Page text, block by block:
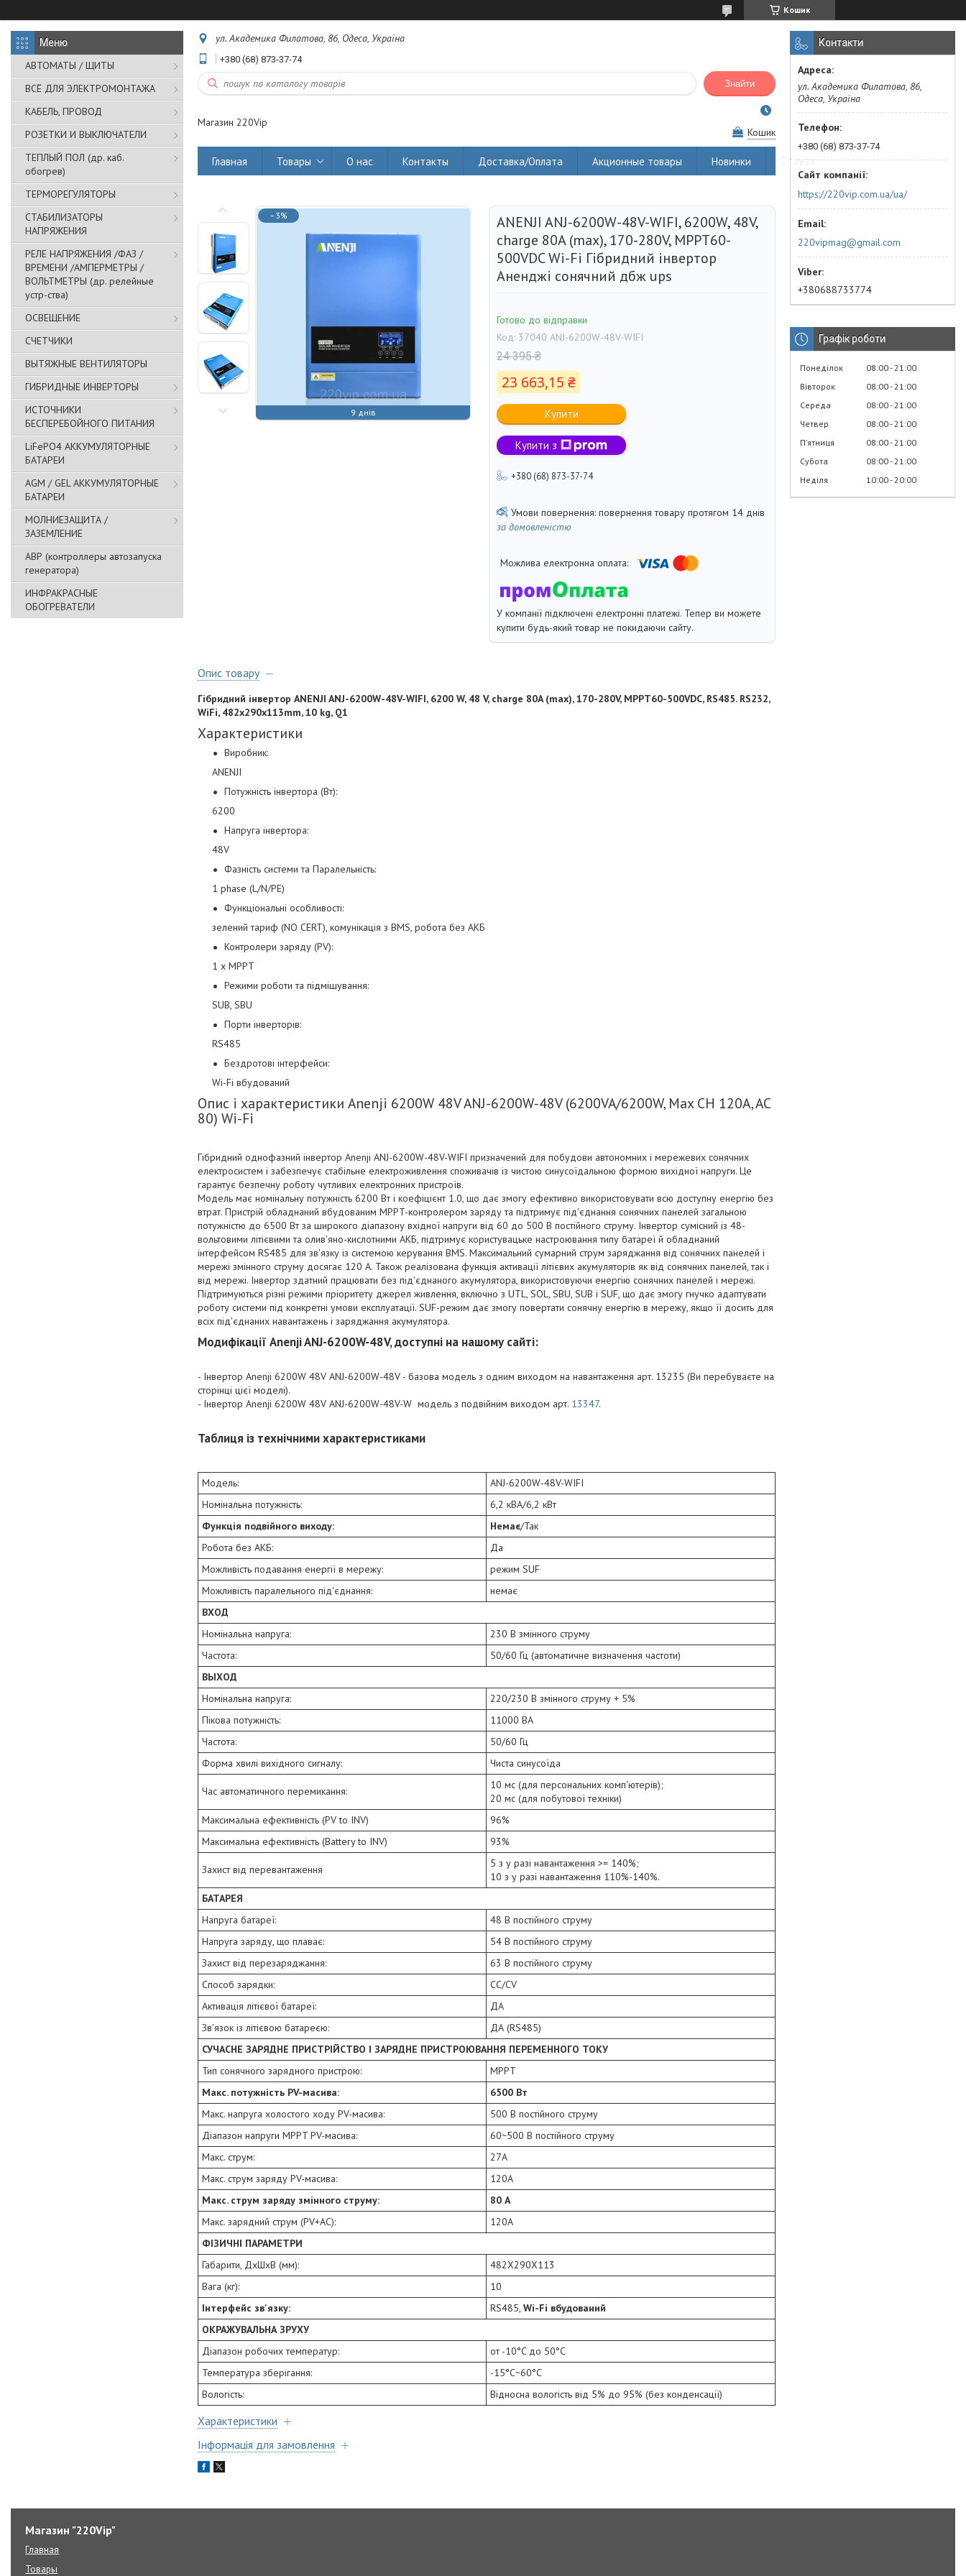
Кошик
АВТОМАТЫ / ЩИТЫ
ВСЁ ДЛЯ ЭЛЕКТРОМОНТАЖА
КАБЕЛЬ, ПРОВОД
РОЗЕТКИ И ВЫКЛЮЧАТЕЛИ
ТЕПЛЫЙ ПОЛ (др. каб.
обогрев)
ТЕРМОРЕГУЛЯТОРЫ
СТАБИЛИЗАТОРЫ
НАПРЯЖЕНИЯ
РЕЛЕ НАПРЯЖЕНИЯ /ФАЗ /
ВРЕМЕНИ /АМПЕРМЕТРЫ /
ВОЛЬТМЕТРЫ (др. релейные
устр-ства)
ОСВЕЩЕНИЕ
СЧЕТЧИКИ
ВЫТЯЖНЫЕ ВЕНТИЛЯТОРЫ
ГИБРИДНЫЕ ИНВЕРТОРЫ
ИСТОЧНИКИ
БЕСПЕРЕБОЙНОГО ПИТАНИЯ
LiFePO4 АККУМУЛЯТОРНЫЕ
БАТАРЕИ
AGM / GEL АККУМУЛЯТОРНЫЕ
БАТАРЕИ
МОЛНИЕЗАЩИТА /
ЗАЗЕМЛЕНИЕ
АВР (контроллеры автозапуска
генератора)
ИНФРАКРАСНЫЕ
ОБОГРЕВАТЕЛИ
ул. Академика Филатова, 86, Одеса, Україна
+380 (68) 873-37-74
Знайти
Магазин 220Vip
Кошик
Главная Товары О нас Контакты Доставка/Оплата Акционные товары Новинки Отзывы
–3%
9 днів
ANENJI ANJ-6200W-48V-WIFI, 6200W, 48V,
charge 80A (max), 170-280V, МРРТ60-
500VDC Wi-Fi Гібридний інвертор
Аненджі сонячний дбж ups
Готово до відправки
Код: 37040 ANJ-6200W-48V-WIFI
24 395 ₴
23 663,15 ₴
Купити
Купити з
+380 (68) 873-37-74
повернення товару протягом 14 днів
за домовленістю
У компанії підключені електронні платежі. Тепер ви можете
купити будь-який товар не покидаючи сайту.
Опис товару
Гібридний інвертор ANENJI ANJ-6200W-48V-WIFI, 6200 W, 48 V, charge 80A (max), 170-280V, МРРТ60-500VDC, RS485. RS232,
WiFi, 482x290x113mm, 10 kg, Q1
Характеристики
Виробник:
ANENJI
Потужність інвертора (Вт):
6200
Напруга інвертора:
48V
Фазність системи та Паралельність:
1 phase (L/N/PE)
Функціональні особливості:
зелений тариф (NO CERT), комунікація з BMS, робота без АКБ
Контролери заряду (PV):
1 х MPPT
Режими роботи та підмішування:
SUB, SBU
Порти інверторів:
RS485
Бездротові інтерфейси:
Wi-Fi вбудований
Опис і характеристики Anenji 6200W 48V ANJ-6200W-48V (6200VA/6200W, Max CH 120A, AC
80) Wi-Fi
Гібридний однофазний інвертор Anenji ANJ-6200W-48V-WIFI призначений для побудови автономних і мережевих сонячних
електросистем і забезпечує стабільне електроживлення споживачів із чистою синусоїдальною формою вихідної напруги. Це
гарантує безпечну роботу чутливих електронних пристроїв.
Модель має номінальну потужність 6200 Вт і коефіцієнт 1.0, що дає змогу ефективно використовувати всю доступну енергію без
втрат. Пристрій обладнаний вбудованим MPPT-контролером заряду та підтримує під'єднання сонячних панелей загальною
потужністю до 6500 Вт за широкого діапазону вхідної напруги від 60 до 500 В постійного струму. Інвертор сумісний із 48-
вольтовими літієвими та олив'яно-кислотними АКБ, підтримує користувацьке настроювання типу батареї й обладнаний
інтерфейсом RS485 для зв'язку із системою керування BMS. Максимальний сумарний струм заряджання від сонячних панелей і
мережі змінного струму досягає 120 А. Також реалізована функція активації літієвих акумуляторів як від сонячних панелей, так і
від мережі. Інвертор здатний працювати без під'єднаного акумулятора, використовуючи енергію сонячних панелей і мережі.
Підтримуються різні режими пріоритету джерел живлення, включно з UTL, SOL, SBU, SUB і SUF, що дає змогу гнучко адаптувати
роботу системи під конкретні умови експлуатації. SUF-режим дає змогу повертати сонячну енергію в мережу, якщо її досить для
всіх під'єднаних навантажень і заряджання акумулятора.
Модифікації Anenji ANJ-6200W-48V, доступні на нашому сайті:
- Інвертор Anenji 6200W 48V ANJ-6200W-48V - базова модель з одним виходом на навантаження арт. 13235 (Ви перебуваєте на
сторінці цієї моделі).
- Інвертор Anenji 6200W 48V ANJ-6200W-48V-W модель з подвійним виходом арт. 13347.
Таблиця із технічними характеристиками
Модель:
ANJ-6200W-48V-WIFI
Номінальна потужність:
6,2 кВА/6,2 кВт
Функція подвійного виходу:
Немає/Так
Робота без АКБ:
Да
Можливість подавання енергії в мережу:
режим SUF
Можливість паралельного під'єднання:
немає
ВХОД
Номінальна напруга:
230 В змінного струму
Частота:
50/60 Гц (автоматичне визначення частоти)
ВЫХОД
Номінальна напруга:
220/230 В змінного струму + 5%
Пікова потужність:
11000 ВА
Частота:
50/60 Гц
Форма хвилі вихідного сигналу:
Чиста синусоїда
Час автоматичного перемикання:
10 мс (для персональних комп'ютерів);
20 мс (для побутової техніки)
Максимальна ефективність (PV to INV)
96%
Максимальна ефективність (Battery to INV)
93%
Захист від перевантаження
5 з у разі навантаження >= 140%;
10 з у разі навантаження 110%-140%.
БАТАРЕЯ
Напруга батареї:
48 В постійного струму
Напруга заряду, що плаває:
54 В постійного струму
Захист від перезаряджання:
63 В постійного струму
Способ зарядки:
CC/CV
Активація літієвої батареї:
ДА
Зв'язок із літієвою батареєю:
ДА (RS485)
СУЧАСНЕ ЗАРЯДНЕ ПРИСТРІЙСТВО І ЗАРЯДНЕ ПРИСТРОЮВАННЯ ПЕРЕМЕННОГО ТОКУ
Тип сонячного зарядного пристрою:
MPPT
Макс. потужність PV-масива:
6500 Вт
Макс. напруга холостого ходу PV-масива:
500 В постійного струму
Діапазон напруги MPPT PV-масива:
60~500 В постійного струму
Макс. струм:
27А
Макс. струм заряду PV-масива:
120А
Макс. струм заряду змінного струму:
80 А
Макс. зарядний струм (PV+AC):
120А
ФІЗИЧНІ ПАРАМЕТРИ
Габарити, ДхШхВ (мм):
482X290X113
Вага (кг):
10
Інтерфейс зв'язку:
RS485, Wi-Fi вбудований
ОКРАЖУВАЛЬНА ЗРУХУ
Діапазон робочих температур:
от -10°C до 50°C
Температура зберігання:
-15°C~60°C
Вологість:
Відносна вологість від 5% до 95% (без конденсації)
Характеристики
Інформація для замовлення
Контакти
ул. Академика Филатова, 86,
Одеса, Україна
+380 (68) 873-37-74
https://220vip.com.ua/ua/
220vipmag@gmail.com
+380688733774
Графік роботи
Понеділок 08:00 21:00
Вівторок
08:00 21:00
Середа
08:00 21:00
Четвер
08:00 21:00
Пʼятниця
08:00 21:00
Субота
08:00 21:00
Неділя
10:00 20:00
Магазин "220Vip"
Главная
Товары